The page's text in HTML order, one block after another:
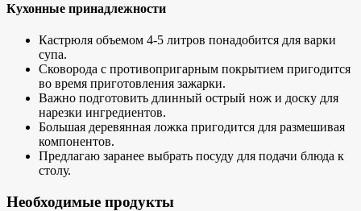
Кухонные принадлежности
Кастрюля объемом 4-5 литров понадобится для варки
супа.
Сковорода с противопригарным покрытием пригодится
во время приготовления зажарки.
Важно подготовить длинный острый нож и доску для
нарезки ингредиентов.
Большая деревянная ложка пригодится для размешивая
компонентов.
Предлагаю заранее выбрать посуду для подачи блюда к
столу.
Необходимые продукты